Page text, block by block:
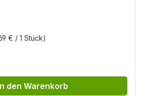
€ / 1 Stück)
den Warenkorb